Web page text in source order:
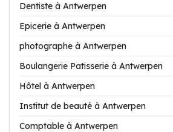
Dentiste à Antwerpen
Epicerie à Antwerpen
photographe à Antwerpen
Boulangerie Patisserie à Antwerpen
Hôtel à Antwerpen
Institut de beauté à Antwerpen
Comptable à Antwerpen